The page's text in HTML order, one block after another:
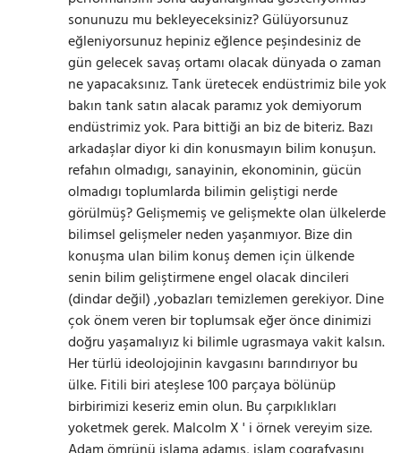
sonunuzu mu bekleyeceksiniz? Gülüyorsunuz
eğleniyorsunuz hepiniz eğlence peşindesiniz de
gün gelecek savaş ortamı olacak dünyada o zaman
ne yapacaksınız. Tank üretecek endüstrimiz bile yok
bakın tank satın alacak paramız yok demiyorum
endüstrimiz yok. Para bittiği an biz de biteriz. Bazı
arkadaşlar diyor ki din konusmayın bilim konuşun.
refahın olmadıgı, sanayinin, ekonominin, gücün
olmadıgı toplumlarda bilimin geliştigi nerde
görülmüş? Gelişmemiş ve gelişmekte olan ülkelerde
bilimsel gelişmeler neden yaşanmıyor. Bize din
konuşma ulan bilim konuş demen için ülkende
senin bilim geliştirmene engel olacak dincileri
(dindar değil) ,yobazları temizlemen gerekiyor. Dine
çok önem veren bir toplumsak eğer önce dinimizi
doğru yaşamalıyız ki bilimle ugrasmaya vakit kalsın.
Her türlü ideolojojinin kavgasını barındırıyor bu
ülke. Fitili biri ateşlese 100 parçaya bölünüp
birbirimizi keseriz emin olun. Bu çarpıklıkları
yoketmek gerek. Malcolm X ' i örnek vereyim size.